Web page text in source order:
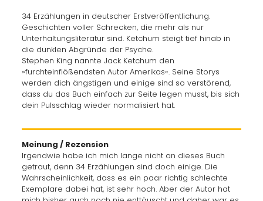
34 Erzählungen in deutscher Erstveröffentlichung.
Geschichten voller Schrecken, die mehr als nur
Unterhaltungsliteratur sind. Ketchum steigt tief hinab in
die dunklen Abgründe der Psyche.
Stephen King nannte Jack Ketchum den
»furchteinflößendsten Autor Amerikas«. Seine Storys
werden dich ängstigen und einige sind so verstörend,
dass du das Buch einfach zur Seite legen musst, bis sich
dein Pulsschlag wieder normalisiert hat.
Meinung / Rezension
Irgendwie habe ich mich lange nicht an dieses Buch
getraut, denn 34 Erzählungen sind doch einige. Die
Wahrscheinlichkeit, dass es ein paar richtig schlechte
Exemplare dabei hat, ist sehr hoch. Aber der Autor hat